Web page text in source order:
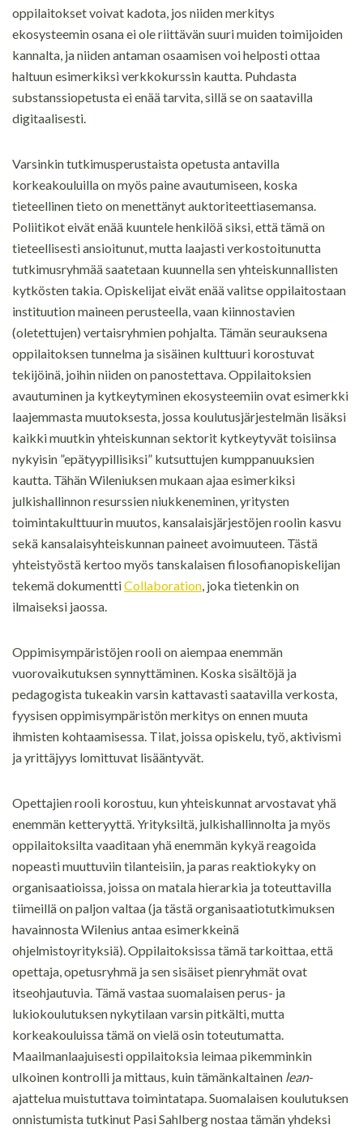
oppilaitokset voivat kadota, jos niiden merkitys
ekosysteemin osana ei ole riittävän suuri muiden toimijoiden
kannalta, ja niiden antaman osaamisen voi helposti ottaa
haltuun esimerkiksi verkkokurssin kautta. Puhdasta
substanssiopetusta ei enää tarvita, sillä se on saatavilla
digitaalisesti.
Varsinkin tutkimusperustaista opetusta antavilla
korkeakouluilla on myös paine avautumiseen, koska
tieteellinen tieto on menettänyt auktoriteettiasemansa.
Poliitikot eivät enää kuuntele henkilöä siksi, että tämä on
tieteellisesti ansioitunut, mutta laajasti verkostoitunutta
tutkimusryhmää saatetaan kuunnella sen yhteiskunnallisten
kytkösten takia. Opiskelijat eivät enää valitse oppilaitostaan
instituution maineen perusteella, vaan kiinnostavien
(oletettujen) vertaisryhmien pohjalta. Tämän seurauksena
oppilaitoksen tunnelma ja sisäinen kulttuuri korostuvat
tekijöinä, joihin niiden on panostettava. Oppilaitoksien
avautuminen ja kytkeytyminen ekosysteemiin ovat esimerkki
laajemmasta muutoksesta, jossa koulutusjärjestelmän lisäksi
kaikki muutkin yhteiskunnan sektorit kytkeytyvät toisiinsa
nykyisin ”epätyypillisiksi” kutsuttujen kumppanuuksien
kautta. Tähän Wileniuksen mukaan ajaa esimerkiksi
julkishallinnon resurssien niukkeneminen, yritysten
toimintakulttuurin muutos, kansalaisjärjestöjen roolin kasvu
sekä kansalaisyhteiskunnan paineet avoimuuteen. Tästä
yhteistyöstä kertoo myös tanskalaisen filosofianopiskelijan
tekemä dokumenttiCollaboration , joka tietenkin on
ilmaiseksi jaossa.
Oppimisympäristöjen rooli on aiempaa enemmän
vuorovaikutuksen synnyttäminen. Koska sisältöjä ja
pedagogista tukeakin varsin kattavasti saatavilla verkosta,
fyysisen oppimisympäristön merkitys on ennen muuta
ihmisten kohtaamisessa. Tilat, joissa opiskelu, työ, aktivismi
ja yrittäjyys lomittuvat lisääntyvät.
Opettajien rooli korostuu, kun yhteiskunnat arvostavat yhä
enemmän ketteryyttä. Yrityksiltä, julkishallinnolta ja myös
oppilaitoksilta vaaditaan yhä enemmän kykyä reagoida
nopeasti muuttuviin tilanteisiin, ja paras reaktiokyky on
organisaatioissa, joissa on matala hierarkia ja toteuttavilla
tiimeillä on paljon valtaa (ja tästä organisaatiotutkimuksen
havainnosta Wilenius antaa esimerkkeinä
ohjelmistoyrityksiä). Oppilaitoksissa tämä tarkoittaa, että
opettaja, opetusryhmä ja sen sisäiset pienryhmät ovat
itseohjautuvia. Tämä vastaa suomalaisen perus- ja
lukiokoulutuksen nykytilaan varsin pitkälti, mutta
korkeakouluissa tämä on vielä osin toteutumatta.
Maailmanlaajuisesti oppilaitoksia leimaa pikemminkin
ulkoinen kontrolli ja mittaus, kuin tämänkaltainen lean-
ajattelua muistuttava toimintatapa. Suomalaisen koulutuksen
onnistumista tutkinut Pasi Sahlberg nostaa tämän yhdeksi